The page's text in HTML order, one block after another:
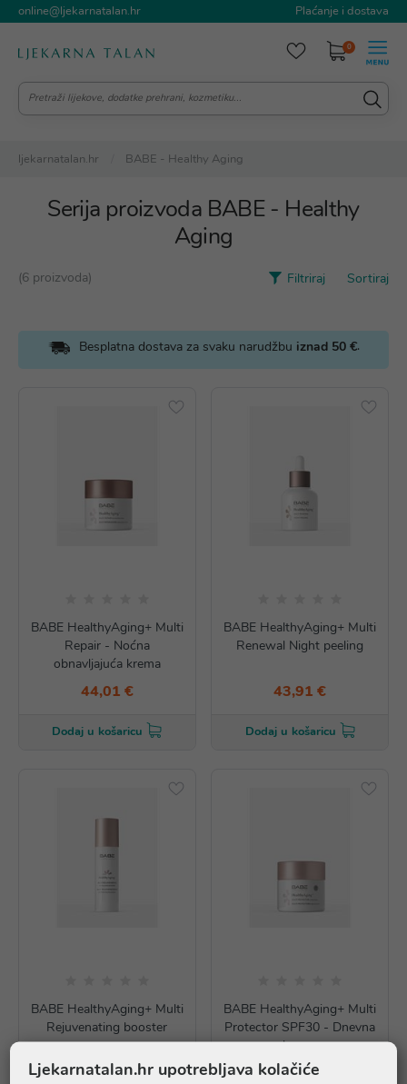
online@ljekarnatalan.hr Plaćanje i dostava
0
ljekarnatalan.hr BABE - Healthy Aging
Serija proizvoda BABE - Healthy
Aging
(6 proizvoda) Filtriraj Sortiraj
Besplatna dostava za svaku narudžbu iznad 50 €.
BABE HealthyAging+ Multi
Repair - Noćna
obnavljajuća krema
44,01 €
Dodaj u košaricu
BABE HealthyAging+ Multi
Renewal Night peeling
43,91 €
Dodaj u košaricu
BABE HealthyAging+ Multi
Rejuvenating booster
49,90 €
BABE HealthyAging+ Multi
Protector SPF30 - Dnevna
krema
44,01 €
Ljekarnatalan.hr upotrebljava kolačiće